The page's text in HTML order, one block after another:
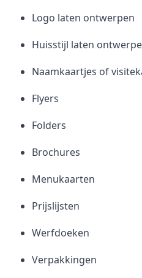
Logo laten ontwerpen
Huisstijl laten
Naamkaartjes of
Flyers
Folders
Brochures
Menukaarten
Prijslijsten
Werfdoeken
Verpakkingen